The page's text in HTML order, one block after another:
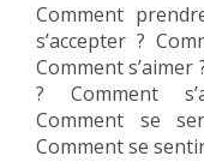
Comment
s’accepter ?
Comment
? Comment
Comment se
Comment se